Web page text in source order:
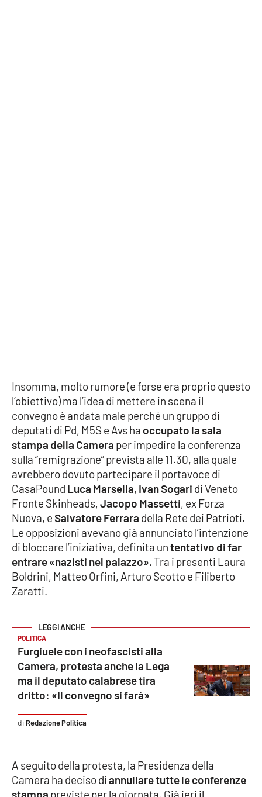
Vibo Valentia
Reggio Calabria
Cosenza
Lamezia Terme
PROGETTI
SPECIALI
Buona Sanità Calabria
Destinazioni
Eventi
Food
Storie
LAC
NETWORK
Insomma, molto rumore (e forse era proprio questo
l’obiettivo) ma l’idea di mettere in scena il
convegno è andata male perché un gruppo di
deputati di Pd, M5S e Avs ha occupato la sala
stampa della Camera per impedire la conferenza
sulla “remigrazione” prevista alle 11.30, alla quale
avrebbero dovuto partecipare il portavoce di
CasaPound Luca Marsella, Ivan Sogari di Veneto
Fronte Skinheads,Jacopo Massetti, ex Forza
Nuova, eSalvatore Ferrara della Rete dei Patrioti.
Le opposizioni avevano già annunciato l’intenzione
di bloccare l’iniziativa, definita untentativo di far
entrare «nazisti nel palazzo».Tra i presenti Laura
Boldrini, Matteo Orfini, Arturo Scotto e Filiberto
Zaratti.
POLITICA
Furgiuele con i neofascisti alla
Camera, protesta anche la Lega
ma il deputato calabrese tira
dritto: «Il convegno si farà»
Redazione Politica
A seguito della protesta, la Presidenza della
Camera ha deciso diannullare tutte le conferenze
stampa previste per la giornata. Già ieri il